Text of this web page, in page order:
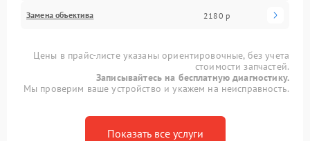
Замена объектива 2180 р
Цены в прайс-листе указаны ориентировочные, без учета
стоимости запчастей.
Записывайтесь на бесплатную диагностику.
Мы проверим ваше устройство и укажем на неисправность.
Показать все услуги